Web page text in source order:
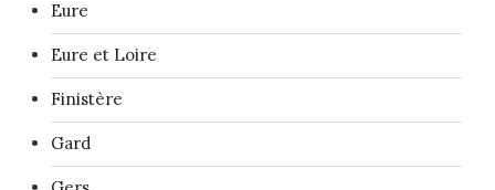
Eure
Eure et Loire
Finistère
Gard